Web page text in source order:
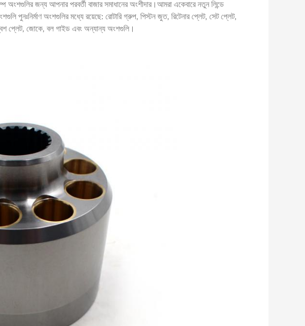
অংশগুলির জন্য আপনার পরবর্তী বাজার সমাধানের অংশীদার।আমরা একেবারে নতুন লিন্ডে
পুনঃনির্মাণ অংশগুলির মধ্যে রয়েছে: রোটারি গ্রুপ, পিস্টন জুত, রিটেনার প্লেট, সেট প্লেট,
প্লেট, জোকে, বল গাইড এবং অন্যান্য অংশগুলি।